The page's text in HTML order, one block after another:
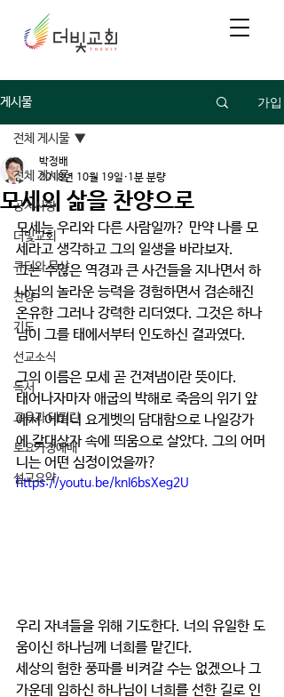
게시물 가입
전체 게시물
공지사항
더빛교회
큐티와 묵상
찬양
기도
선교소식
독서
교육과 테필린
토요가정예배
설교요약
전체 게시물
모세의 삶을 찬양으로
박정배
2018년 10월 19일 1분 분량
모세는 우리와 다른 사람일까? 만약 나를 모
세라고 생각하고 그의 일생을 바라보자.
그는 수많은 역경과 큰 사건들을 지나면서 하
나님의 놀라운 능력을 경험하면서 겸손해진
온유한 그러나 강력한 리더였다. 그것은 하나
님이 그를 태에서부터 인도하신 결과였다.
그의 이름은 모세 곧 건져냄이란 뜻이다.
태어나자마자 애굽의 박해로 죽음의 위기 앞
에서 어머니 요게벳의 담대함으로 나일강가
에 갈대상자 속에 띄움으로 살았다. 그의 어머
니는 어떤 심정이었을까?
https://youtu.be/knI6bsXeg2U
우리 자녀들을 위해 기도한다. 너의 유일한 도
움이신 하나님께 너희를 맡긴다.
세상의 험한 풍파를 비켜갈 수는 없겠으나 그
가운데 임하신 하나님이 너희를 선한 길로 인